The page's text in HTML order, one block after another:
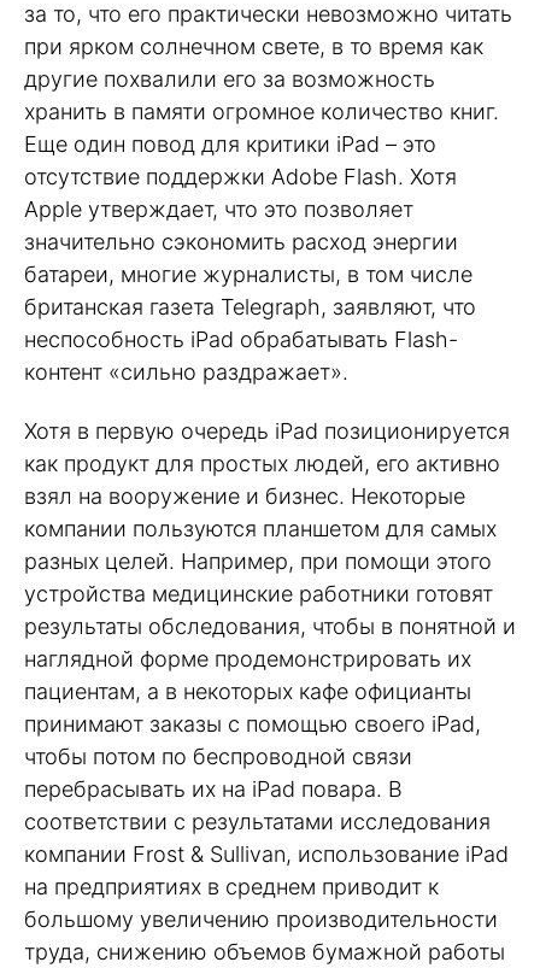
за то, что его практически невозможно читать
при ярком солнечном свете, в то время как
другие похвалили его за возможность
хранить в памяти огромное количество книг.
Еще один повод для критики iPad – это
отсутствие поддержки Adobe Flash. Хотя
Apple утверждает, что это позволяет
значительно сэкономить расход энергии
батареи, многие журналисты, в том числе
британская газета Telegraph, заявляют, что
неспособность iPad обрабатывать Flash-
контент «сильно раздражает».
Хотя в первую очередь iPad позиционируется
как продукт для простых людей, его активно
взял на вооружение и бизнес. Некоторые
компании пользуются планшетом для самых
разных целей. Например, при помощи этого
устройства медицинские работники готовят
результаты обследования, чтобы в понятной и
наглядной форме продемонстрировать их
пациентам, а в некоторых кафе официанты
принимают заказы с помощью своего iPad,
чтобы потом по беспроводной связи
перебрасывать их на iPad повара. В
соответствии с результатами исследования
компании Frost & Sullivan, использование iPad
на предприятиях в среднем приводит к
большому увеличению производительности
труда, снижению объемов бумажной работы